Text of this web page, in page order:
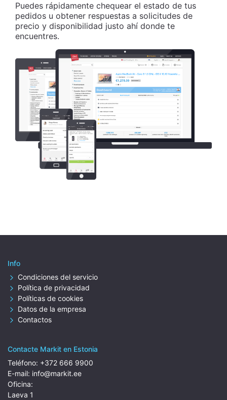
Puedes rápidamente chequear el estado de tus
pedidos u obtener respuestas a solicitudes de
precio y disponibilidad justo ahí donde te
encuentres.
Info
Condiciones del servicio
Política de privacidad
Políticas de cookies
Datos de la empresa
Contactos
Contacte Markit en Estonia
Teléfono: +372 666 9900
E-mail: info@markit.ee
Oficina:
Laeva 1